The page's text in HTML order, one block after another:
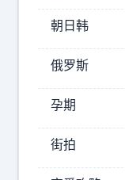
候
，
我
现
一
件
上
、
州
广
朝日韩
俄罗斯
孕期
街拍